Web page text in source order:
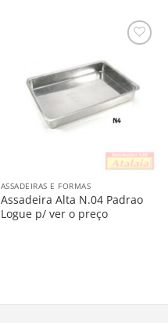
Lista
ASSADEIRAS E FORMAS
Assadeira Alta N.04 Padrao
Logue p/ ver o preço